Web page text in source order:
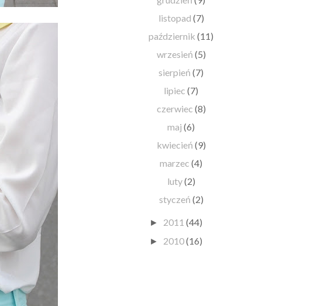
listopad (7)
październik(11)
wrzesień (5)
sierpień(7)
lipiec(7)
czerwiec (8)
maj(6)
kwiecień (9)
marzec(4)
luty(2)
styczeń (2)
► 2011 (44)
► 2010(16)